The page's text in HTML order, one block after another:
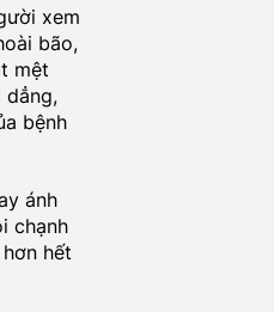
xem
bão,
mệt
dẳng,
bệnh
ánh
chạnh
hết